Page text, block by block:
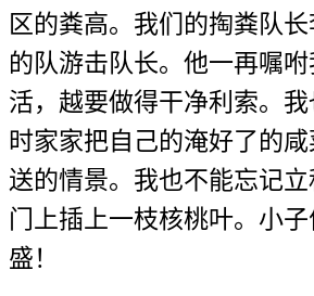
区的粪高。我们的掏粪队
的队游击队长。他一再嘱
活，越要做得干净利索。
时家家把自己的淹好了的
送的情景。我也不能忘记
门上插上一枝核桃叶。小
盛！